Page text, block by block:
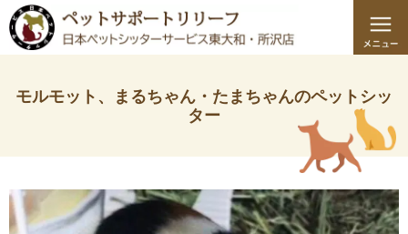
モルモット、まるちゃん・たまちゃんのペットシッ
ター